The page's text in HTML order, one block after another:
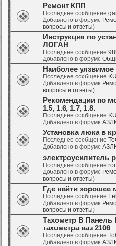
Ремонт КПП
Последнее сообщение
Добавлено в форуме
вопросы и ответы)
Инструкция по
ЛОГАН
Последнее сообщение
Добавлено в форуме
Наиболее
Последнее сообщение
Добавлено в форуме
вопросы и ответы)
Рекомендации по
1.5, 1.6, 1.7, 1.8.
Последнее сообщение
Добавлено в форуме
Установка люка в
Последнее сообщение
Добавлено в форуме
электроусилитель
Последнее сообщение
Добавлено в форуме
вопросы и ответы)
Где найти хорошее
Последнее сообщение
Добавлено в форуме
вопросы и ответы)
Тахометр В Панель
тахометра ваз 2106
Последнее сообщение
Добавлено в форуме